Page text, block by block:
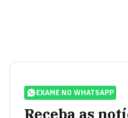
EXAME NO WHATSAPP
Receba as